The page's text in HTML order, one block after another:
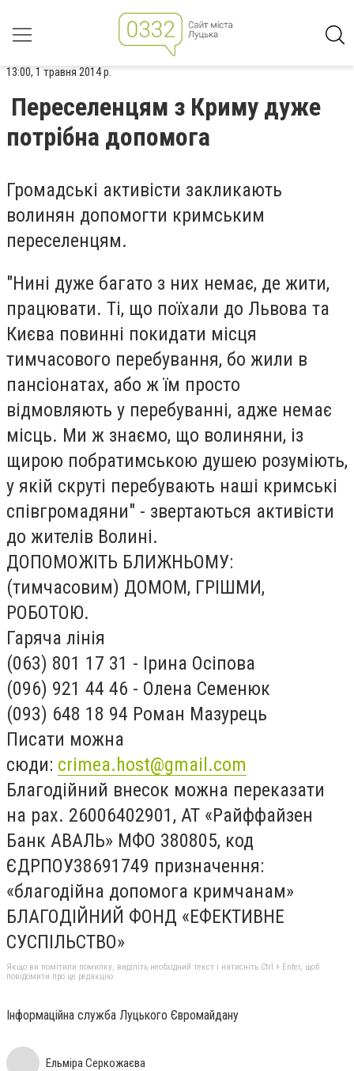
13:00, 1 травня 2014 р.
Переселенцям з Криму дуже
потрібна допомога
Громадські активісти закликають
волинян допомогти кримським
переселенцям.
"Нині дуже багато з них немає, де жити,
працювати. Ті, що поїхали до Львова та
Києва повинні покидати місця
тимчасового перебування, бо жили в
пансіонатах, або ж їм просто
відмовляють у перебуванні, адже немає
місць. Ми ж знаємо, що волиняни, із
щирою побратимською душею розуміють,
у якій скруті перебувають наші кримські
співгромадяни" - звертаються активісти
до жителів Волині.
ДОПОМОЖІТЬ БЛИЖНЬОМУ:
(тимчасовим) ДОМОМ, ГРІШМИ,
РОБОТОЮ.
Гаряча лінія
(063) 801 17 31 - Ірина Осіпова
(096) 921 44 46 - Олена Семенюк
(093) 648 18 94 Роман Мазурець
Писати можна
сюди: crimea.host@gmail.com
Благодійний внесок можна переказати
на рах. 26006402901, АТ «Райффайзен
Банк АВАЛЬ» МФО 380805, код
ЄДРПОУ38691749 призначення:
«благодійна допомога кримчанам»
БЛАГОДІЙНИЙ ФОНД «ЕФЕКТИВНЕ
СУСПІЛЬСТВО»
Якщо ви помітили помилку, виділіть необхідний текст і натисніть Ctrl + Enter, щоб
повідомити про це редакцію
Інформаційна служба Луцького Євромайдану
Ельміра Серкожаєва